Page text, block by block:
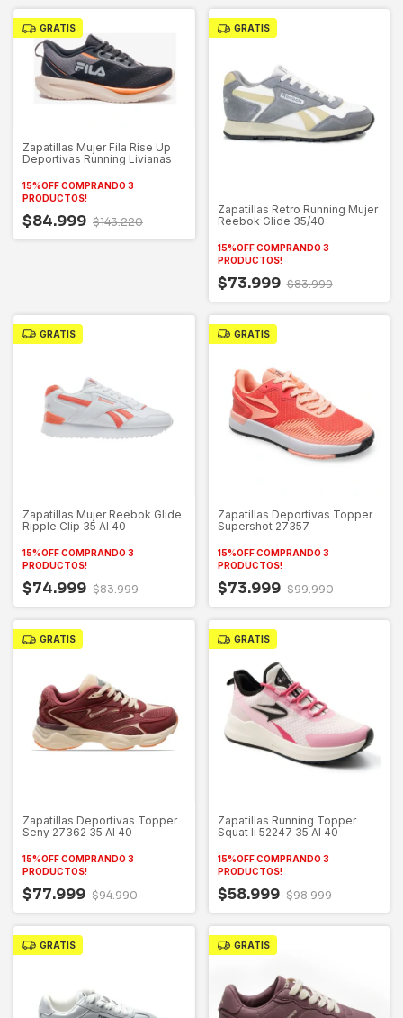
GRATIS
Zapatillas Mujer Fila Rise Up
Deportivas Running Livianas
15%OFF COMPRANDO 3
PRODUCTOS!
$84.999 $143.220
GRATIS
Zapatillas Retro Running Mujer
Reebok Glide 35/40
15%OFF COMPRANDO 3
PRODUCTOS!
$73.999 $83.999
GRATIS
Zapatillas Mujer Reebok Glide
Ripple Clip 35 Al 40
15%OFF COMPRANDO 3
PRODUCTOS!
$74.999 $83.999
GRATIS
Zapatillas Deportivas Topper
Supershot 27357
15%OFF COMPRANDO 3
PRODUCTOS!
$73.999 $99.990
GRATIS
Zapatillas Deportivas Topper
Seny 27362 35 Al 40
15%OFF COMPRANDO 3
PRODUCTOS!
$77.999 $94.990
GRATIS
Zapatillas Running Topper
Squat Ii 52247 35 Al 40
15%OFF COMPRANDO 3
PRODUCTOS!
$58.999 $98.999
GRATIS GRATIS